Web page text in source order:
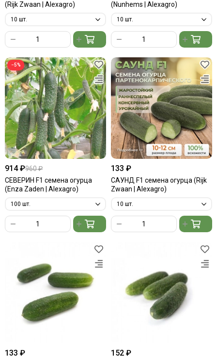
(Rijk Zwaan | Alexagro)
(Nunhems | Alexagro)
−5%
914 ₽960 ₽
СЕВЕРИН F1 семена огурца
(Enza Zaden | Alexagro)
133 ₽
САУНД F1 семена огурца (Rijk
Zwaan | Alexagro)
133 ₽ 152 ₽